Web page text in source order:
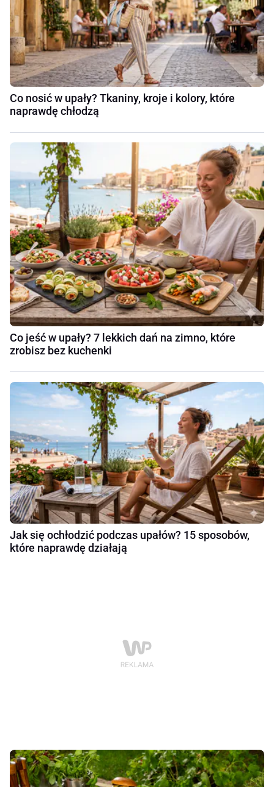
Co nosić w upały? Tkaniny, kroje i kolory, które
naprawdę chłodzą
Co jeść w upały? 7 lekkich dań na zimno, które
zrobisz bez kuchenki
Jak się ochłodzić podczas upałów? 15 sposobów,
które naprawdę działają